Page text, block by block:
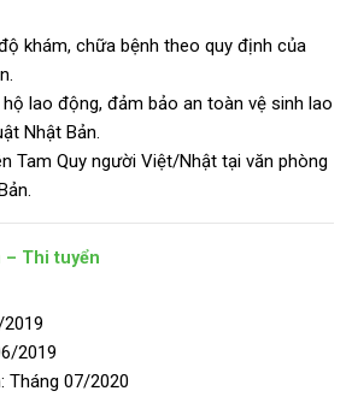
khám, chữa bệnh theo quy định của
lao động, đảm bảo an toàn vệ sinh lao
Nhật Bản.
Tam Quy người Việt/Nhật tại văn phòng
– Thi tuyển
2019
Tháng 07/2020